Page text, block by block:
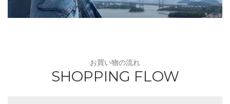
お買い物の流れ
SHOPPING FLOW